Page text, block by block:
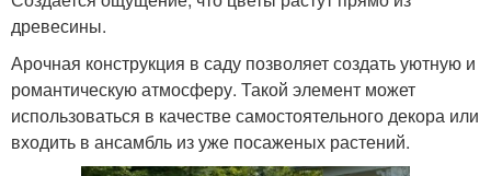
древесины.
Арочная конструкция в саду позволяет создать уютную и
романтическую атмосферу. Такой элемент может
использоваться в качестве самостоятельного декора или
входить в ансамбль из уже посаженых растений.